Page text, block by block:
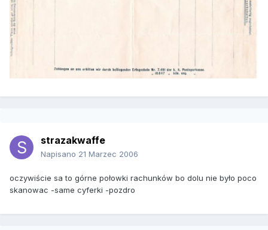
strazakwaffe
Napisano 21 Marzec 2006
oczywiście sa to górne połowki rachunków bo dolu nie było poco
skanowac -same cyferki -pozdro